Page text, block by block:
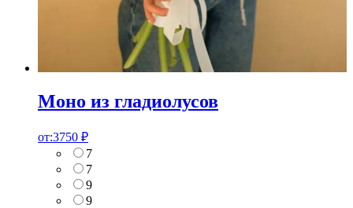
Моно из гладиолусов
от:3750 ₽
7
7
9
9